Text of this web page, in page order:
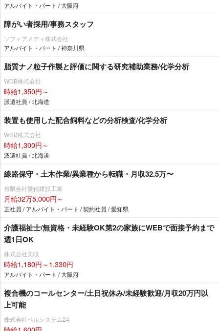
アルバイト・パート / 大阪府
障がい者採用/事務スタッフ
ソフィアメディ株式会社
アルバイト・パート / 神奈川県
脂質ナノ粒子作製と評価に関する研究補助業務/化学分析
WDB株式会社
時給1,350円～
派遣社員 / 北海道
装置も使用した配合飼料などの分析検査/化学分析
WDB株式会社
時給1,300円～
派遣社員 / 北海道
線路保守・土木作業/異業種から転職・月収32.5万〜
有限会社愛信建設工業
月給32万5,000円～
正社員 / アルバイト・パート / 契約社員 / 愛知県
介護福祉士/無資格・未経験OK第2の家族にWEBで面接予約まで
週1日OK
株式会社美咲
時給1,180円～1,330円
アルバイト・パート / 大阪府
複合機のコールセンター/土日祝休み/未経験歓迎/月収20万円以
上可能
株式会社ベルシステム24